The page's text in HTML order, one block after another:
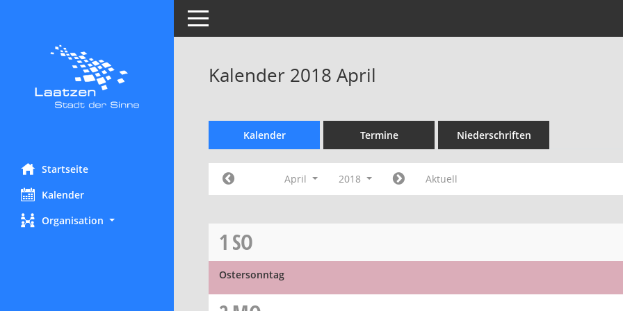
Startseite
Kalender
Organisation
Toggle navigation
Kalender 2018 April
Kalender Termine Niederschriften
April 2018 Aktuell
1 SO
Ostersonntag